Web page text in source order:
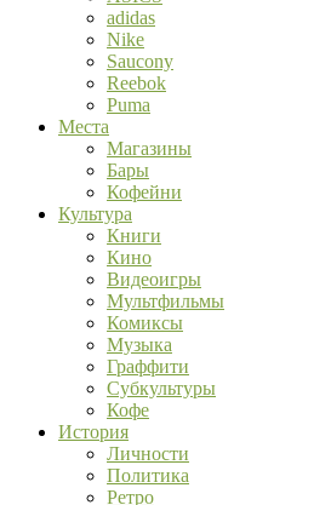
adidas
Nike
Saucony
Reebok
Puma
Места
Магазины
Бары
Кофейни
Культура
Книги
Кино
Видеоигры
Мультфильмы
Комиксы
Музыка
Граффити
Субкультуры
Кофе
История
Личности
Политика
Ретро